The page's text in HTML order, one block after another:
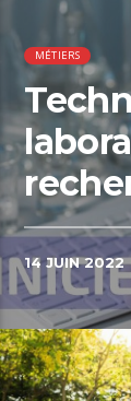
MÉTIERS
14 JUIN 2022